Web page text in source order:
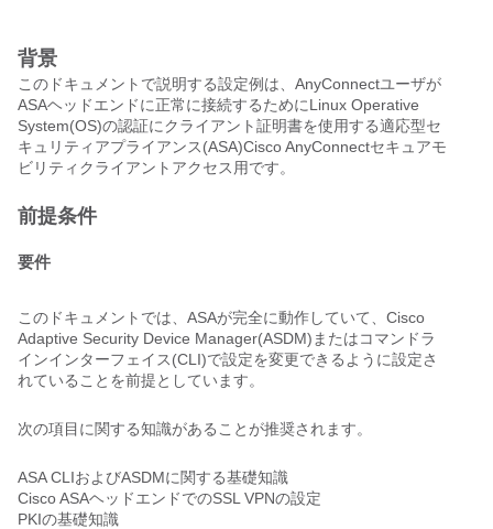
背景
このドキュメントで説明する設定例は、AnyConnectユーザが
ASAヘッドエンドに正常に接続するためにLinux Operative
System(OS)の認証にクライアント証明書を使用する適応型セ
キュリティアプライアンス(ASA)Cisco AnyConnectセキュアモ
ビリティクライアントアクセス用です。
前提条件
要件
このドキュメントでは、ASAが完全に動作していて、Cisco
Adaptive Security Device Manager(ASDM)またはコマンドラ
インインターフェイス(CLI)で設定を変更できるように設定さ
れていることを前提としています。
次の項目に関する知識があることが推奨されます。
ASA CLIおよびASDMに関する基礎知識
Cisco ASAヘッドエンドでのSSL VPNの設定
PKIの基礎知識